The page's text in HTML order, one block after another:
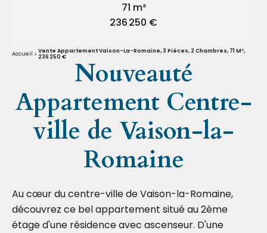
71 m²
236 250 €
Accueil
Vente Appartement Vaison-La-Romaine, 3 Pièces, 2 Chambres, 71 M²,
236 250 €
Nouveauté
Appartement Centre-
ville de Vaison-la-
Romaine
Au cœur du centre-ville de Vaison-la-Romaine,
découvrez ce bel appartement situé au 2ème
étage d'une résidence avec ascenseur. D'une